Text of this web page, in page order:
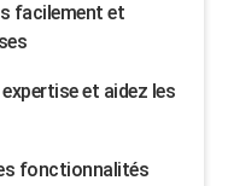
facilement et
et aidez les
fonctionnalités